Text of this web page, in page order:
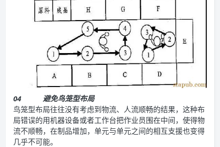
04 避免鸟笼型布局
鸟笼型布局往往没有考虑到物流、人流顺畅的结果，这种布
局错误的用机器设备或者工作台把作业员围在中间，使得物
流不顺畅，在制品增加，单元与单元之间的相互支援也变得
几乎不可能。